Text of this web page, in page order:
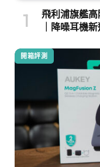
飛利浦旗艦
｜降噪耳機
開箱評測